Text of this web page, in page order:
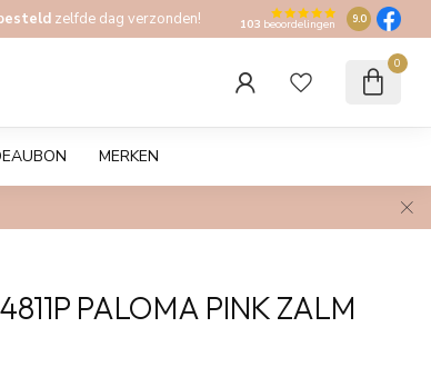
zelfde dag verzonden! 103 beoordelingen 9.0
0
MERKEN
PALOMA PINK ZALM